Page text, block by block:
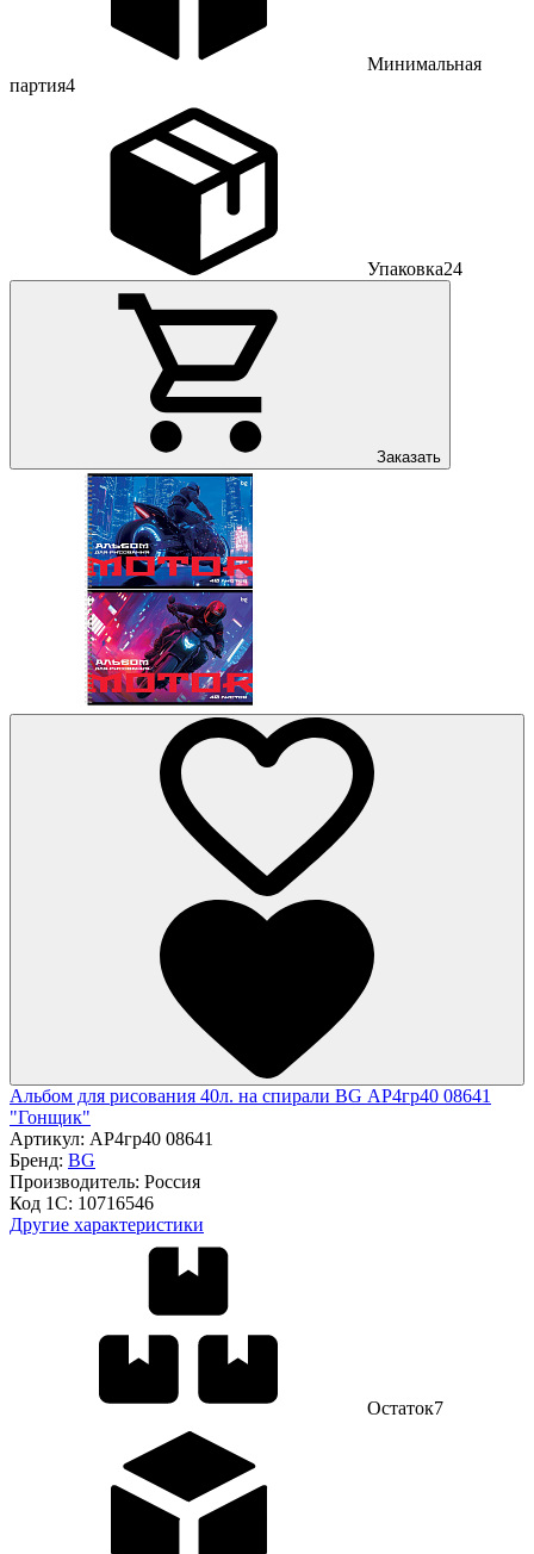
Минимальная
партия4
Упаковка24
Заказать
Альбом для рисования 40л. на спирали BG АР4гр40 08641
"Гонщик"
Артикул: АР4гр40 08641
Бренд: BG
Производитель: Россия
Код 1С: 10716546
Другие характеристики
Остаток7